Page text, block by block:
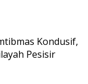
Kondusif,
Pesisir